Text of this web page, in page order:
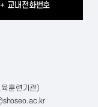
+ 교내전화번호
훈련기관)